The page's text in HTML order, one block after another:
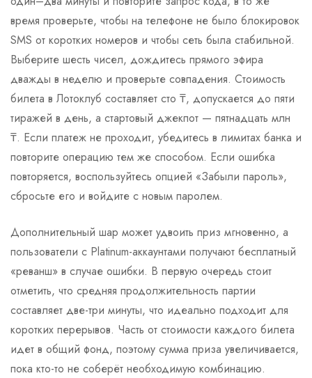
время проверьте, чтобы на телефоне не было блокировок
SMS от коротких номеров и чтобы сеть была стабильной.
Выберите шесть чисел, дождитесь прямого эфира
дважды в неделю и проверьте совпадения. Стоимость
билета в Лотоклуб составляет сто ₸, допускается до пяти
тиражей в день, а стартовый джекпот — пятнадцать млн
₸. Если платеж не проходит, убедитесь в лимитах банка и
повторите операцию тем же способом. Если ошибка
повторяется, воспользуйтесь опцией «Забыли пароль»,
сбросьте его и войдите с новым паролем.
Дополнительный шар может удвоить приз мгновенно, а
пользователи с Platinum-аккаунтами получают бесплатный
«реванш» в случае ошибки. В первую очередь стоит
отметить, что средняя продолжительность партии
составляет две-три минуты, что идеально подходит для
коротких перерывов. Часть от стоимости каждого билета
идет в общий фонд, поэтому сумма приза увеличивается,
пока кто-то не соберёт необходимую комбинацию.